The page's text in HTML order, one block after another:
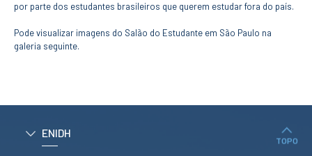
Agenda
Centenário ENIDH
Reconhecimento
de Habilitações
Licenciaturas
Cursos TeSP
por parte dos estudantes brasileiros que querem estudar fora do país.
Pode visualizar imagens do Salão do Estudante em São Paulo na
galeria seguinte.
ENIDH
TOPO